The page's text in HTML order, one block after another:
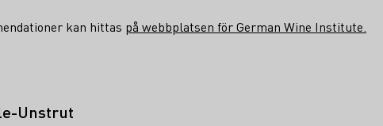
kan hittas på webbplatsen för German Wine Institute
Unstrut